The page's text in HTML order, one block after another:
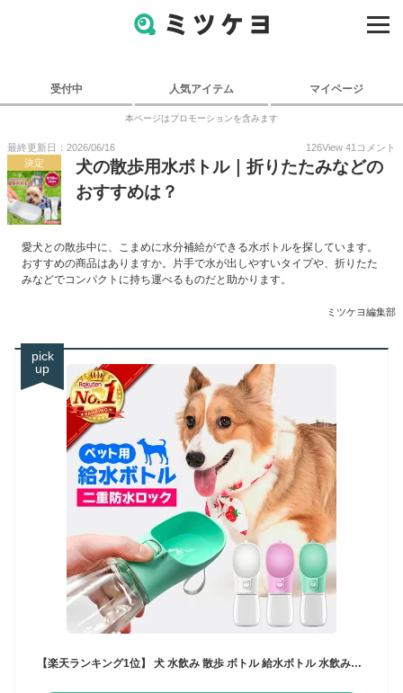
受付中 人気アイテム マイページ
本ページはプロモーションを含みます
最終更新日：2026/06/16 126View 41 コメント
決定
犬の散歩用水ボトル｜折りたたみなどの
おすすめは？
愛犬との散歩中に、こまめに水分補給ができる水ボトルを探しています。
おすすめの商品はありますか。片手で水が出しやすいタイプや、折りたた
みなどでコンパクトに持ち運べるものだと助かります。
ミツケヨ編集部
pick
up
【楽天ランキング1位】 犬 水飲み 散歩 ボトル 給水ボトル 水飲み器 ペットボトル 水入れ 持ち運び 水筒 ペット ウォーターボトル 給水器 水飲みボトル 携帯用 ペット用品 便利 犬用品 犬グッズ 柴犬 旅行 外出 ワンタッチ お出かけ かわいい